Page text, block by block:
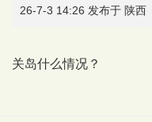
26-7-3 14:26 发布于 陕西
关岛什么情况？